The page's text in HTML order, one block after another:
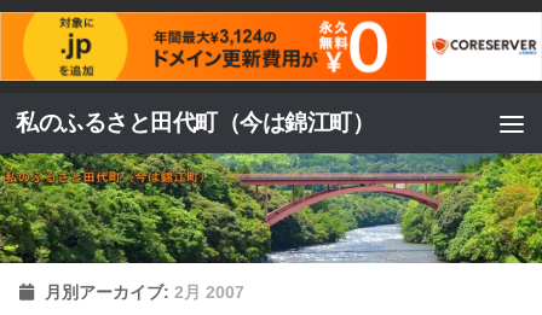
コンテンツへスキップ
私のふるさと田代町（今は錦江町）
月別アーカイブ: 2月 2007